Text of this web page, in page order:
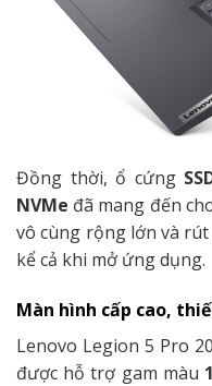
Đồng thời, ổ cứng
NVMe đã mang đến
vô cùng rộng lớn và
kể cả khi mở ứng dụng.
Màn hình cấp cao,
Lenovo Legion 5 Pro
được hỗ trợ gam màu